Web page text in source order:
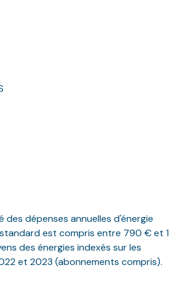
des dépenses annuelles d'énergie
est compris entre 790 € et 1
des énergies indexés sur les
et 2023 (abonnements compris).